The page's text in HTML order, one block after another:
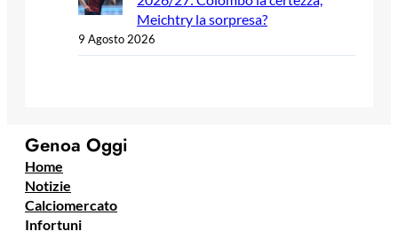
Meichtry la sorpresa?
9 Agosto 2026
Genoa Oggi
Home
Notizie
Calciomercato
Infortuni